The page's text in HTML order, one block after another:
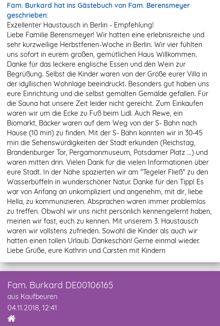
Fam. Burkard hat ins Gästebuch von Fam. Berensmeyer
geschrieben:
Exzellenter Haustausch in Berlin - Empfehlung!
Liebe Familie Berensmeyer! Wir hatten eine erlebnisreiche und
sehr kurzweilige Herbstferien-Woche in Berlin. Wir vier fühlten
uns sofort in eurem großen, gemütlichen Haus Willkommen.
Danke für das leckere englische Essen und den Wein zur
Begrüßung. Selbst die Kinder waren von der Größe eurer Villa in
der idyllischen Wohnlage beeindruckt. Besonders gut haben uns
eure Einrichtung und die selbst gemalten Gemälde gefallen. Für
die Sauna hat unsere Zeit leider nicht gereicht. Zum Einkaufen
waren wir um die Ecke zu Fuß beim Lidl. Auch Rewe, ein
Biomarkt, Bäcker waren auf dem Weg von der S- Bahn nach
Hause (10 min) zu finden. Mit der S- Bahn konnten wir in 30-45
min die Sehenswürdigkeiten der Stadt erkunden (Reichstag,
Brandenburger Tor, Pergamonmuseum, Potsdamer Platz ...) und
waren mitten drin. Vielen Dank für die vielen Informationen über
eure Stadt. In der Nähe spazierten wir am "Tegeler Fließ" zu den
Wasserbüffeln in wunderschöner Natur. Danke für den Tipp! Es
war von Anfang an unkompliziert und angenehm, mit dir, liebe
Hella, zu kommunizieren. Absprachen waren immer problemlos
zu treffen. Obwohl wir uns nicht persönlich kennengelernt haben,
meinen wir fast, euch zu kennen. Mit unserem 3. Haustausch
waren wir vollstens zufrieden. Sowohl die Kinder als auch wir
hatten einen tollen Urlaub. Dankeschön! Gerne einmal wieder.
Liebe Grüße, eure Kathrin und Carsten mit Kindern
Fam. Burkard DE00106165
aus Kaufbeuren
04.11.2018, 12:41